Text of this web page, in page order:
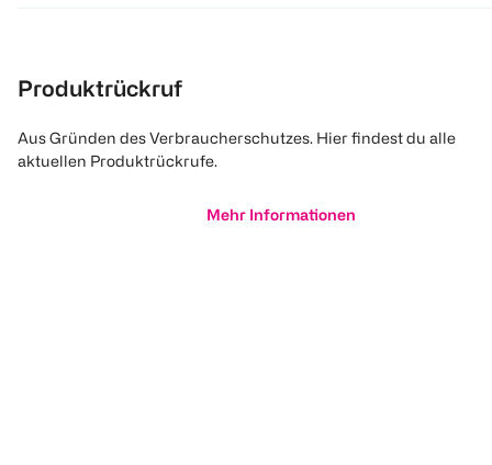
Produktrückruf
Aus Gründen des Verbraucherschutzes. Hier findest du alle
aktuellen Produktrückrufe.
Mehr Informationen